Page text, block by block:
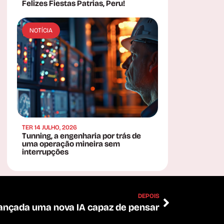
Felizes Fiestas Patrias, Peru!
NOTÍCIA
TER 14 JULHO, 2026
Tunning, a engenharia por trás de
uma operação mineira sem
interrupções
DEPOIS
uma nova IA capaz de pensar